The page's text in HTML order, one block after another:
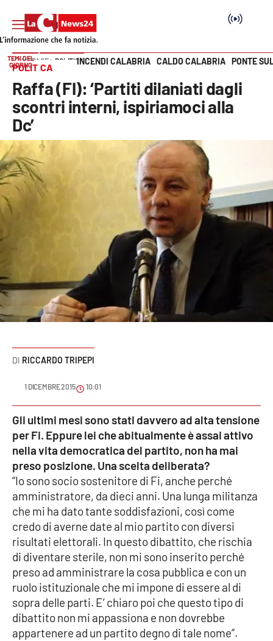
SEZIONI
Cronaca
Politica
Attualità
Sanità
Sport
Meteo
Editoriali
VIDEO
Ambiente
Cronaca
Cultura
Economia e Lavoro
Politica
Vai
TEMI DEL
GIORNO
INCENDI CALABRIA CALDO CALABRIA PONTE
HOME PAGE POLITICA
POLITICA
Raffa (FI): ‘Partiti dilaniati dagli
scontri interni, ispiriamoci alla
Dc’
RICCARDO TRIPEPI
1 DICEMBRE 2015 10:01
Gli ultimi mesi sono stati davvero ad alta tensione
per Fi. Eppure lei che abitualmente è assai attivo
nella vita democratica del partito, non ha mai
preso posizione. Una scelta deliberata?
“Io sono socio sostenitore di Fi, anche perché
amministratore, da dieci anni. Una lunga militanza
che mi ha dato tante soddisfazioni, così come
credo di averne date al mio partito con diversi
risultati elettorali. In questo dibattito, che rischia
di diventare sterile, non mi sono inserito perché
preso ad amministrare la cosa pubblica e con un
ruolo istituzionale che mi impone di essere al di
sopra delle parti. E’ chiaro poi che questo tipo di
dibattito non mi appassiona e non dovrebbe
appartenere ad un partito degno di tale nome”.